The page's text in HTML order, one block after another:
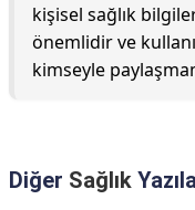
kişisel sağlık
önemlidir ve
kimseyle
Diğer Sağlık